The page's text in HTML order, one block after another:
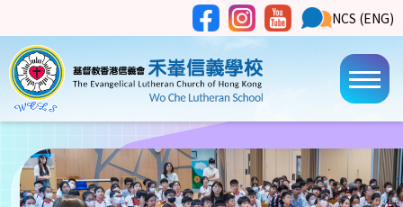
Social
Media
NCS
Button
NCS (ENG)
Main